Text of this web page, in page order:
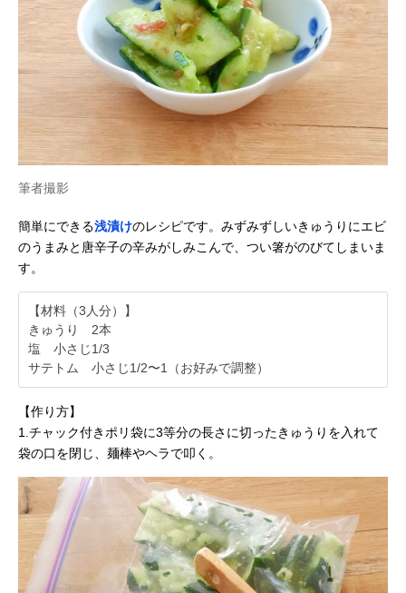
筆者撮影
簡単にできる浅漬けのレシピです。みずみずしいきゅうりにエビ
のうまみと唐辛子の辛みがしみこんで、つい箸がのびてしまいま
す。
【材料（3人分）】
きゅうり 2本
塩 小さじ1/3
サテトム 小さじ1/2〜1（お好みで調整）
【作り方】
1.チャック付きポリ袋に3等分の長さに切ったきゅうりを入れて
袋の口を閉じ、麺棒やヘラで叩く。